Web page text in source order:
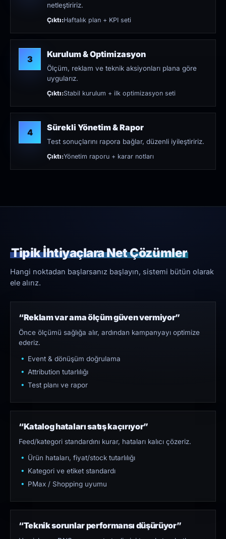
netleştiririz.
Çıktı:Haftalık plan + KPI seti
3 Kurulum & Optimizasyon
Ölçüm, reklam ve teknik aksiyonları plana göre
uygularız.
Çıktı:Stabil kurulum + ilk optimizasyon seti
4 Sürekli Yönetim & Rapor
Test sonuçlarını rapora bağlar, düzenli iyileştiririz.
Çıktı:Yönetim raporu + karar notları
Tipik İhtiyaçlara Net Çözümler
Hangi noktadan başlarsanız başlayın, sistemi bütün olarak
ele alırız.
“Reklam var ama ölçüm güven vermiyor”
Önce ölçümü sağlığa alır, ardından kampanyayı optimize
ederiz.
Event & dönüşüm doğrulama
Attribution tutarlılığı
Test planı ve rapor
“Katalog hataları satış kaçırıyor”
Feed/kategori standardını kurar, hataları kalıcı çözeriz.
Ürün hataları, fiyat/stock tutarlılığı
Kategori ve etiket standardı
PMax / Shopping uyumu
“Teknik sorunlar performansı düşürüyor”